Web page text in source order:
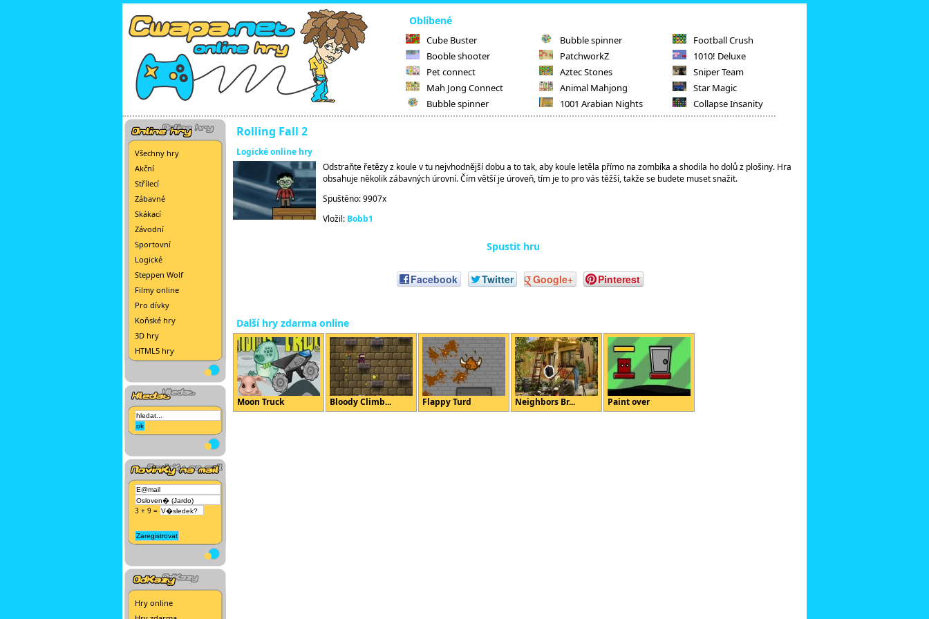
Oblíbené
Cube Buster
Booble shooter
Pet connect
Mah Jong Connect
Bubble spinner
Bubble spinner
PatchworkZ
Aztec Stones
Animal Mahjong
1001 Arabian Nights
Football Crush
1010! Deluxe
Sniper Team
Star Magic
Collapse Insanity
Všechny hry
Akční
Střílecí
Zábavné
Skákací
Závodní
Sportovní
Logické
Steppen Wolf
Filmy online
Pro dívky
Koňské hry
3D hry
HTML5 hry
3 + 9 =
Hry online
Rolling Fall 2
Logické online hry
Odstraňte řetězy z koule v tu nejvhodnější dobu a to tak, aby koule letěla přímo na zombíka a shodila ho dolů z plošiny. Hra
obsahuje několik zábavných úrovní. Čím větší je úroveň, tím je to pro vás těžší, takže se budete muset snažit.
Spuštěno: 9907x
Vložil: Bobb1
Spustit hru
Facebook Twitter Google+ Pinterest
Další hry zdarma online
Moon Truck Bloody Climb... Flappy Turd Neighbors Br... Paint over